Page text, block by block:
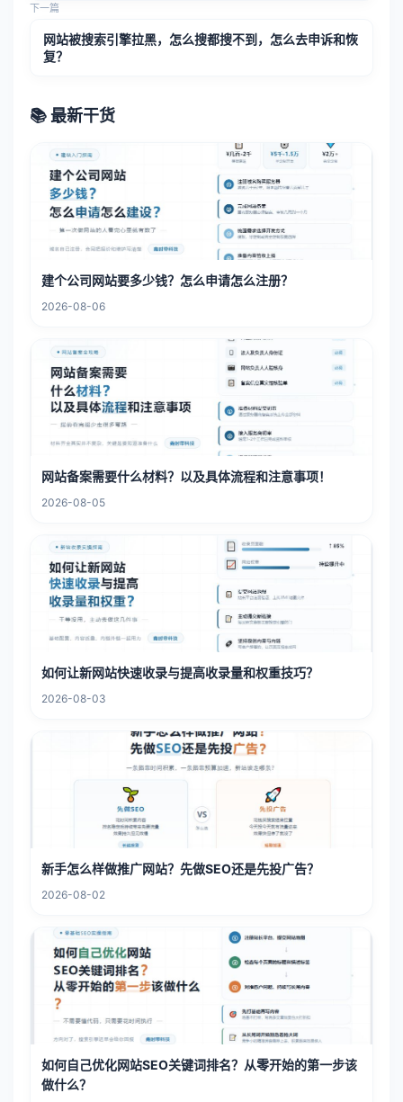
下一篇
网站被搜索引擎拉黑，怎么搜都搜不到，怎么去申诉和恢
复？
📚 最新干货
建个公司网站要多少钱？怎么申请怎么注册？
2026-08-06
网站备案需要什么材料？以及具体流程和注意事项！
2026-08-05
如何让新网站快速收录与提高收录量和权重技巧？
2026-08-03
新手怎么样做推广网站？先做SEO还是先投广告？
2026-08-02
如何自己优化网站SEO关键词排名？从零开始的第一步该
做什么？